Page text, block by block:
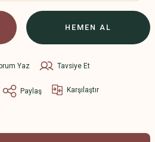
HEMEN AL
Yaz Tavsiye Et
Paylaş Karşılaştır